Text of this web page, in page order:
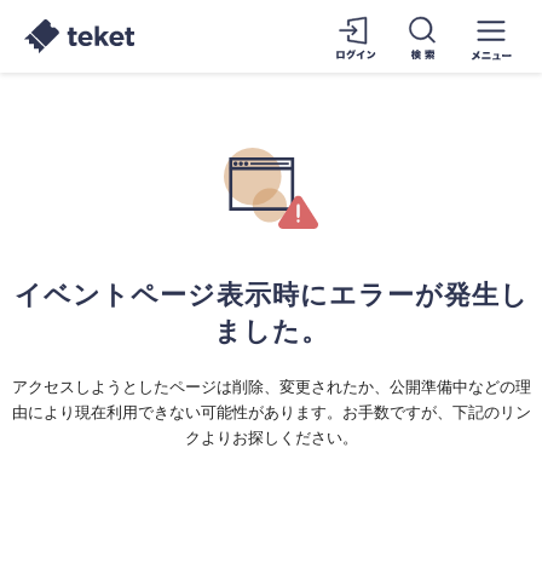
イベントページ表示時にエラーが発生し
ました。
アクセスしようとしたページは削除、変更されたか、公開準備中などの理
由により現在利用できない可能性があります。お手数ですが、下記のリン
クよりお探しください。